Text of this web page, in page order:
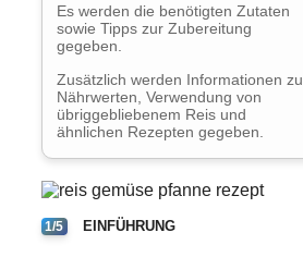
Es werden die benötigten Zutaten
sowie Tipps zur Zubereitung
gegeben.
Zusätzlich werden Informationen zu
Nährwerten, Verwendung von
übriggebliebenem Reis und
ähnlichen Rezepten gegeben.
1/5 EINFÜHRUNG